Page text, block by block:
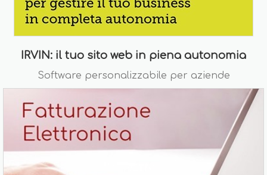
IRVIN: il tuo sito web in piena autonomia
Software personalizzabile per aziende